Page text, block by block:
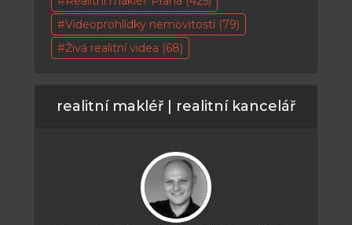
Videoprohlídky nemovitostí(79)
Živá realitní videa (68)
realitní makléř | realitní kancelář